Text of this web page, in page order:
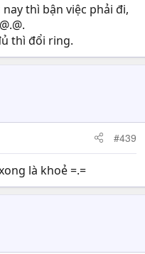
thì bận việc phải đi,
thì đổi ring.
#439
là khoẻ =.=